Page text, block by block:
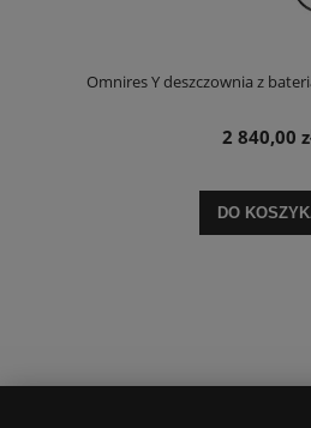
Omnires Y deszczownia z
2 840,00
DO